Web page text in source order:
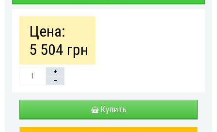
Цена:
5 504 грн
Купить